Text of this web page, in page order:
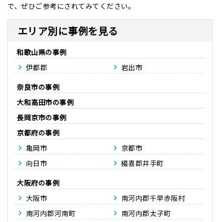
で、ぜひご参考にされてみてください。
エリア別に事例を見る
和歌山県
伊都郡
岩出市
奈良市
大和高田市
長岡京市
京都府
亀岡市
京都市
向日市
綴喜郡井手町
大阪府
大阪市
南河内郡千早赤阪村
南河内郡河南町
南河内郡太子町